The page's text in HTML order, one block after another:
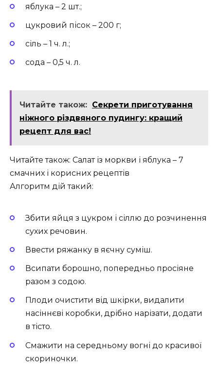
яблука – 2 шт.;
цукровий пісок – 200 г;
сіль – 1 ч. л.;
сода – 0,5 ч. л.
Читайте також: Секрети приготування
ніжного різдвяного пудингу: кращий
рецепт для вас!
Читайте також: Салат із моркви і яблука – 7
смачних і корисних рецептів
Алгоритм дій такий:
Збити яйця з цукром і сіллю до розчинення
сухих речовин.
Ввести ряжанку в яєчну суміш.
Всипати борошно, попередньо просіяне
разом з содою.
Плоди очистити від шкірки, видалити
насіннєві коробки, дрібно нарізати, додати
в тісто.
Смажити на середньому вогні до красивої
скориночки.